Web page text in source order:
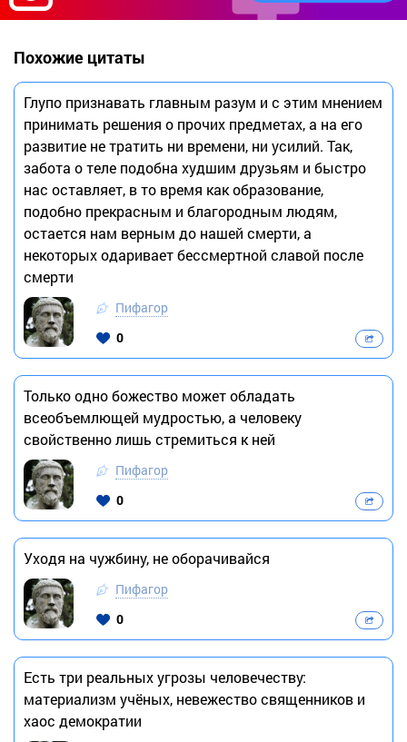
Похожие цитаты
Глупо признавать главным разум и с этим мнением
принимать решения о прочих предметах, а на его
развитие не тратить ни времени, ни усилий. Так,
забота о теле подобна худшим друзьям и быстро
нас оставляет, в то время как образование,
подобно прекрасным и благородным людям,
остается нам верным до нашей смерти, а
некоторых одаривает бессмертной славой после
смерти
Пифагор
0
Только одно божество может обладать
всеобъемлющей мудростью, а человеку
свойственно лишь стремиться к ней
Пифагор
0
Уходя на чужбину, не оборачивайся
Пифагор
0
Есть три реальных угрозы человечеству:
материализм учёных, невежество священников и
хаос демократии